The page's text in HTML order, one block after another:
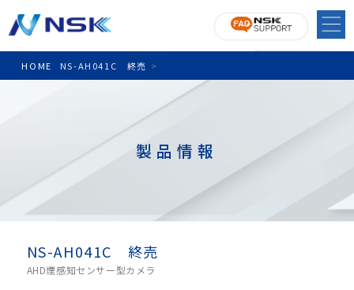
HOME >
NS-AH041C 終売
製品情報
NS-AH041C 終売
AHD煙感知センサー型カメラ